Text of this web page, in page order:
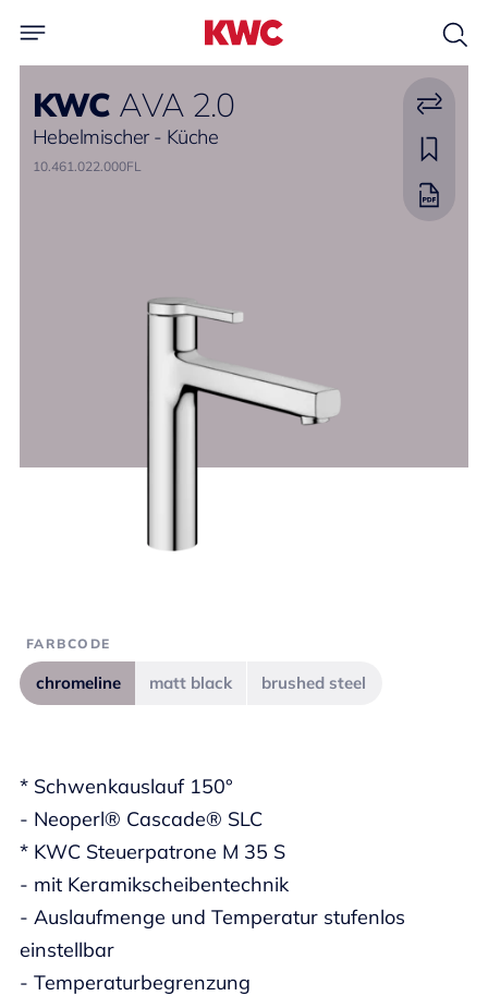
KWC AVA 2.0
Hebelmischer - Küche
10.461.022.000FL
* Schwenkauslauf 150°
- Neoperl® Cascade® SLC
* KWC Steuerpatrone M 35 S
- mit Keramikscheibentechnik
- Auslaufmenge und Temperatur stufenlos
einstellbar
- Temperaturbegrenzung
FARBCODE
chromeline matt black brushed steel